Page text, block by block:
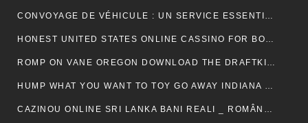
CONVOYAGE DE VÉHICULE : UN SERVICE ESSENTIEL POUR LES PROFESSIONNELS DE L’AUTOMOBILE
HONEST UNITED STATES ONLINE CASSINO FOR BONUSES ONLINECASINOGAMES.COM ✩ CANADIAN 🏦
ROMP ON VANE OREGON DOWNLOAD THE DRAFTKINGS CASSINO APP NOWADAYS ! NEW ZEALAND 🪙
HUMP WHAT YOU WANT TO TOY GO AWAY INDIANA 🎰 US 🎇
CAZINOU ONLINE SRI LANKA BANI REALI _ ROMÂNESC COLLECT BONUS